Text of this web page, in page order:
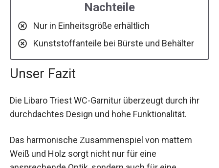
Nachteile
Nur in Einheitsgröße erhältlich
Kunststoffanteile bei Bürste und Behälter
Unser Fazit
Die Libaro Triest WC-Garnitur überzeugt durch ihr
durchdachtes Design und hohe Funktionalität.
Das harmonische Zusammenspiel von mattem
Weiß und Holz sorgt nicht nur für eine